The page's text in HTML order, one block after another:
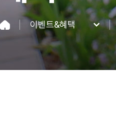
이벤트&혜택
네이처파크
이용정보